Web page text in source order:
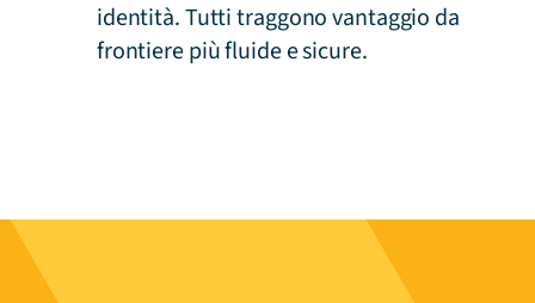
identità. Tutti traggono vantaggio da
frontiere più fluide e sicure.